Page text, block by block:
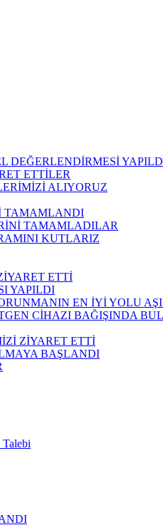
DEĞERLENDİRMESİ
ETTİLER
ALIYORUZ
TAMAMLANDI
TAMAMLADILAR
KUTLARIZ
ETTİ
YAPILDI
EN İYİ YOLU
CİHAZI BAĞIŞINDA
ZİYARET ETTİ
BAŞLANDI
Talebi